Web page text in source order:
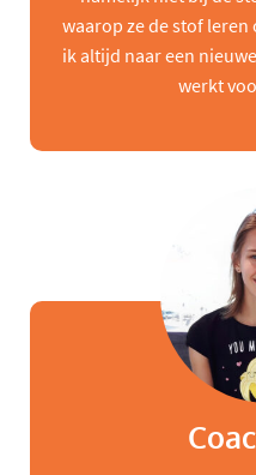
waarop ze de stof
ik altijd naar een
werkt